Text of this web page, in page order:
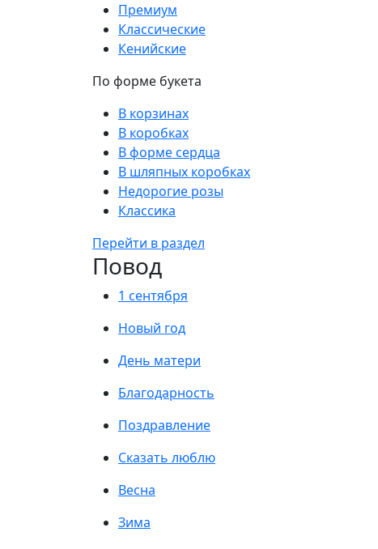
Премиум
Классические
Кенийские
По форме букета
В корзинах
В коробках
В форме сердца
В шляпных коробках
Недорогие розы
Классика
Перейти в раздел
Повод
1 сентября
Новый год
День матери
Благодарность
Поздравление
Сказать люблю
Весна
Зима